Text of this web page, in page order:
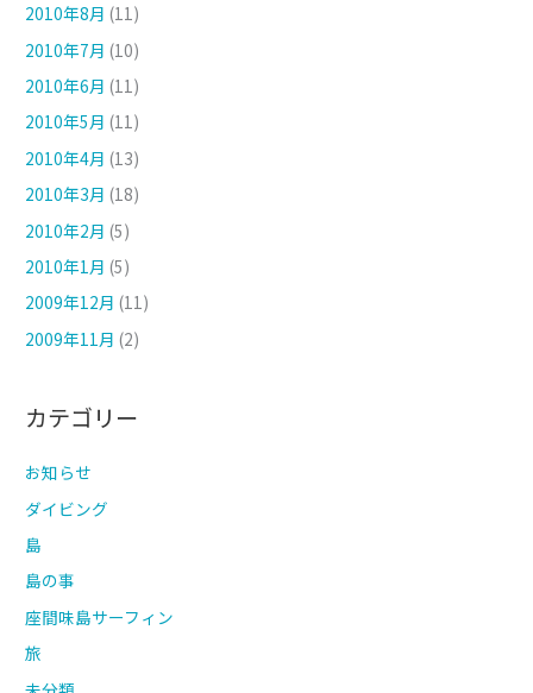
2010年8月 (11)
2010年7月 (10)
2010年6月 (11)
2010年5月 (11)
2010年4月 (13)
2010年3月 (18)
2010年2月 (5)
2010年1月 (5)
2009年12月 (11)
2009年11月 (2)
カテゴリー
お知らせ
ダイビング
島
島の事
座間味島サーフィン
旅